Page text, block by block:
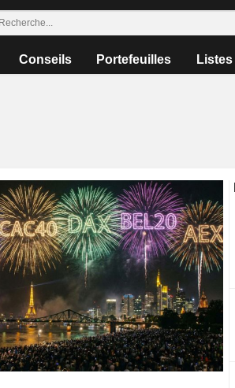
Conseils Portefeuilles Listes